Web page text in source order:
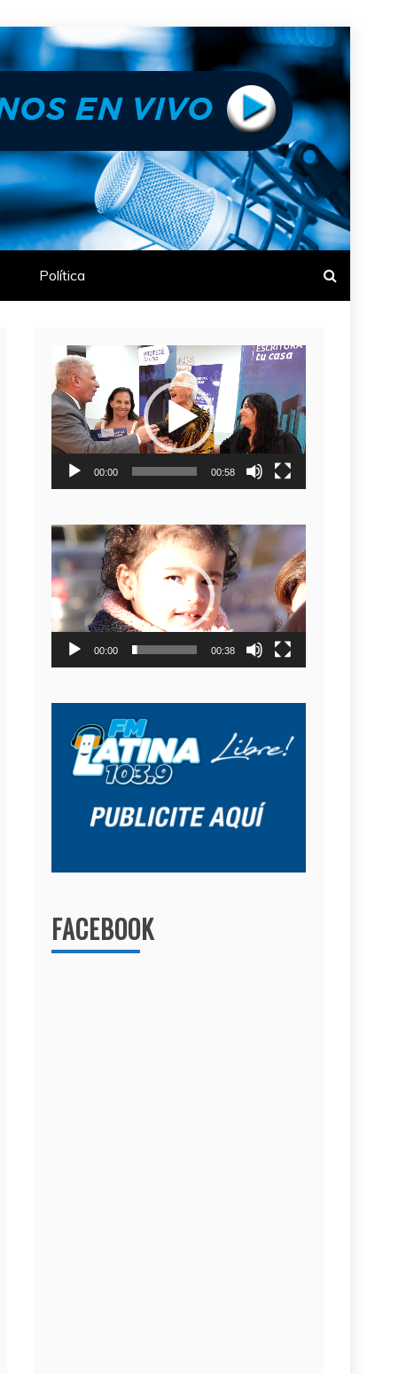
Política
Reproductor
de
video
00:00 00:58
Reproductor
de
video
00:00 00:38
FACEBOOK